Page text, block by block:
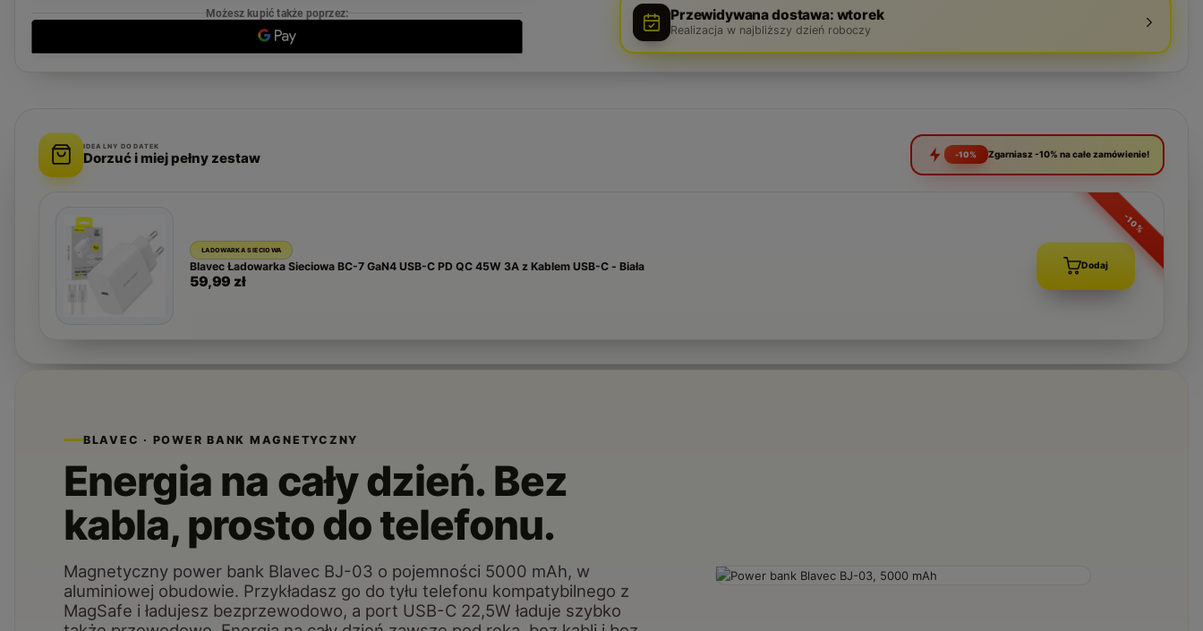
Możesz kupić także poprzez: Przewidywana dostawa: wtorek
Realizacja w najbliższy dzień roboczy
IDEALNY DODATEK
Dorzuć i miej pełny zestaw -10% Zgarniasz -10% na całe zamówienie!
-10%
ŁADOWARKA SIECIOWA
Blavec Ładowarka Sieciowa BC-7 GaN4 USB-C PD QC 45W 3A z Kablem USB-C - Biała
59,99 zł
Dodaj
BLAVEC · POWER BANK MAGNETYCZNY
Energia na cały dzień. Bez
kabla, prosto do telefonu.
Magnetyczny power bank Blavec BJ-03 o pojemności 5000 mAh, w
aluminiowej obudowie. Przykładasz go do tyłu telefonu kompatybilnego z
MagSafe i ładujesz bezprzewodowo, a port USB-C 22,5W ładuje szybko